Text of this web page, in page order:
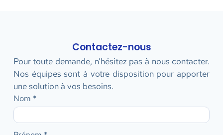
Contactez-nous
Pour toute demande, n’hésitez pas à nous contacter.
Nos équipes sont à votre disposition pour apporter
une solution à vos besoins.
Contact
Nom *